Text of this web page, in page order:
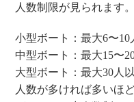
人数制限が見られます。
小型ボート：最大6〜10
中型ボート：最大15〜
大型ボート：最大30人
人数が多ければ多いほ